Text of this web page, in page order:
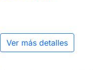
Ver más detalles